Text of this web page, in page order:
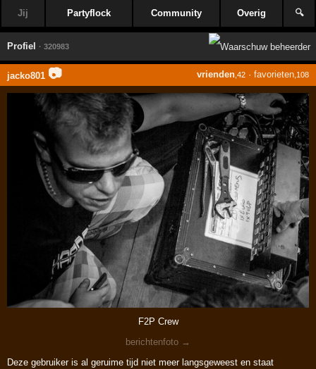
Jij Partyflock Community Overig 🔍
Profiel · 320983
jacko801 📷 vrienden,42· favorieten,108
F2P Crew
berichtenfoto →
Deze gebruiker is al geruime tijd niet meer langsgeweest en staat